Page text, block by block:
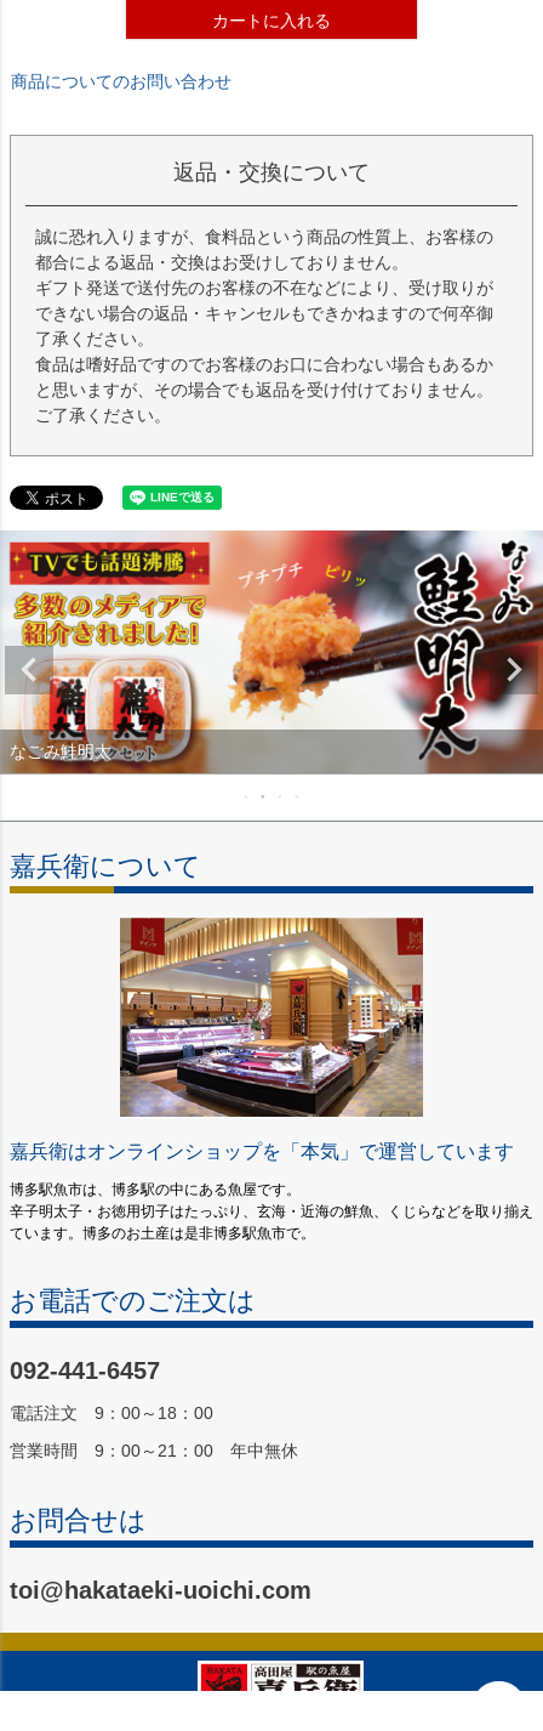
カートに入れる
商品についてのお問い合わせ
返品・交換について
誠に恐れ入りますが、食料品という商品の性質上、お客様の
都合による返品・交換はお受けしておりません。
ギフト発送で送付先のお客様の不在などにより、受け取りが
できない場合の返品・キャンセルもできかねますので何卒御
了承ください。
食品は嗜好品ですのでお客様のお口に合わない場合もあるか
と思いますが、その場合でも返品を受け付けておりません。
ご了承ください。
なごみ鮭明太
嘉兵衛について
嘉兵衛はオンラインショップを「本気」で運営しています
博多駅魚市は、博多駅の中にある魚屋です。
辛子明太子・お徳用切子はたっぷり、玄海・近海の鮮魚、くじらなどを取り揃え
ています。博多のお土産は是非博多駅魚市で。
お電話でのご注文は
092-441-6457
電話注文 9：00～18：00
営業時間 9：00～21：00 年中無休
お問合せは
toi@hakataeki-uoichi.com